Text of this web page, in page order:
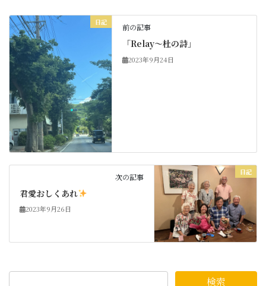
日記
前の記事
「Relay〜杜の詩」
2023年9月24日
日記
次の記事
君愛おしくあれ
2023年9月26日